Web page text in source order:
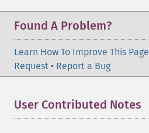
Found A Problem?
Learn How To Improve This Page
Request • Report a Bug
User Contributed Notes